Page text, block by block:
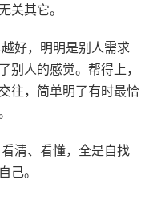
关其它。
好，明明是别人需求
别人的感觉。帮得上，
往，简单明了有时最恰
清、看懂，全是自找
己。